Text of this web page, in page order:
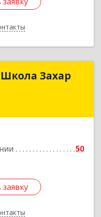
Захар
50
Школа Захар